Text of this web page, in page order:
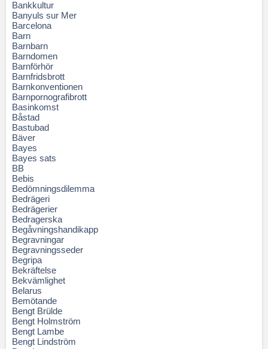
Bankkultur
Banyuls sur Mer
Barcelona
Barn
Barnbarn
Barndomen
Barnförhör
Barnfridsbrott
Barnkonventionen
Barnpornografibrott
Basinkomst
Båstad
Bastubad
Bäver
Bayes
Bayes sats
BB
Bebis
Bedömningsdilemma
Bedrägeri
Bedrägerier
Bedragerska
Begåvningshandikapp
Begravningar
Begravningsseder
Begripa
Bekräftelse
Bekvämlighet
Belarus
Bemötande
Bengt Brülde
Bengt Holmström
Bengt Lambe
Bengt Lindström